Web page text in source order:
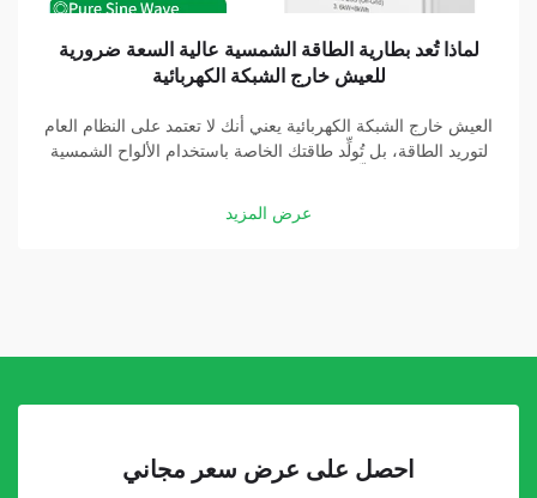
لماذا تُعد بطارية الطاقة الشمسية عالية السعة ضرورية
للعيش خارج الشبكة الكهربائية
العيش خارج الشبكة الكهربائية يعني أنك لا تعتمد على النظام العام
لتوريد الطاقة، بل تُولِّد طاقتك الخاصة باستخدام الألواح الشمسية
أساسيًّا في هذه المنظومة. وبفضل بطارية جيدة، يمكنك تخزين
الطاقة التي تولِّدها الألواح الشمسية...
عرض المزيد
احصل على عرض سعر مجاني